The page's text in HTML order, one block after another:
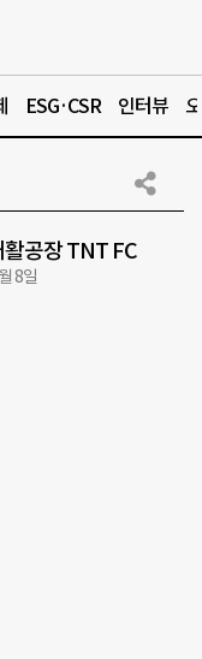
ESG·CSR 인터뷰
활공장 TNT FC
8일